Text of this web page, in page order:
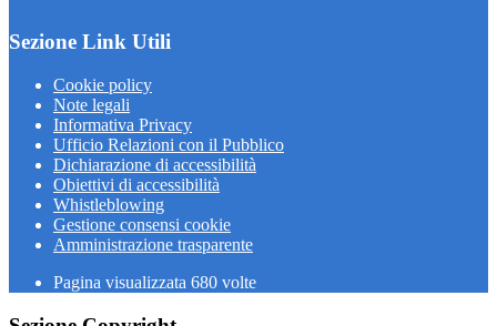
Sezione Link Utili
Cookie policy
Note legali
Informativa Privacy
Ufficio Relazioni con il Pubblico
Dichiarazione di accessibilità
Obiettivi di accessibilità
Whistleblowing
Gestione consensi cookie
Amministrazione trasparente
Pagina visualizzata 680 volte